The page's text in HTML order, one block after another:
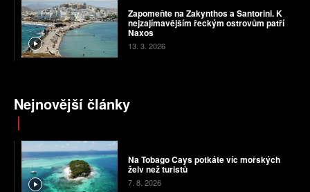
Zapomeňte na Zakynthos a Santorini. K
nejzajímavějším řeckým ostrovům patří
Naxos
13. 3. 2026
Nejnovější články
Na Tobago Cays potkáte víc mořských
želv než turistů
7. 8. 2026